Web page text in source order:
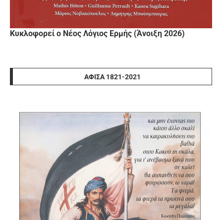
Κυκλοφορεί ο Νέος Λόγιος Ερμής (Άνοιξη 2026)
ΑΦΊΣΑ 1821-2021